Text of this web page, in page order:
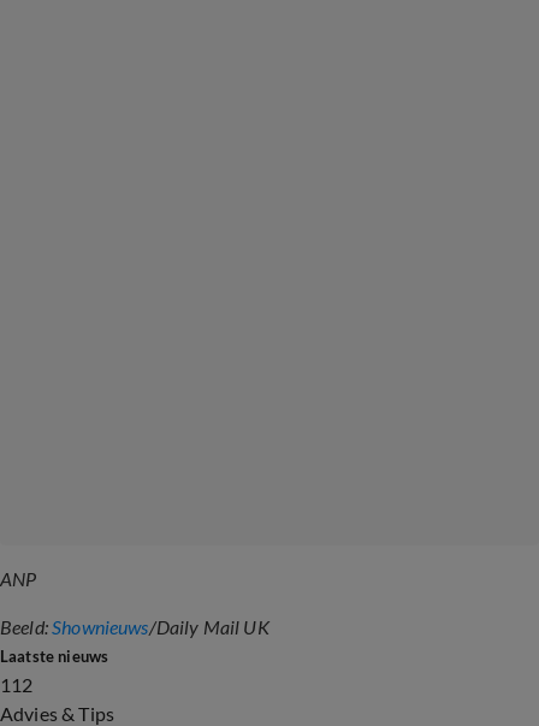
ANP
Beeld:Shownieuws/Daily Mail UK
Laatste nieuws
112
Advies & Tips